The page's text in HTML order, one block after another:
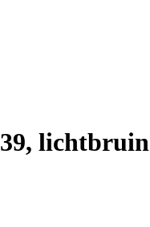
lichtbruin